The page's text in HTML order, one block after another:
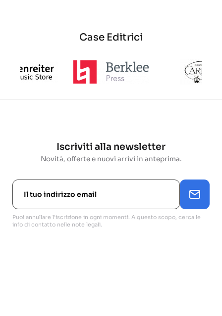
Case Editrici
Iscriviti alla newsletter
Novità, offerte e nuovi arrivi in anteprima.
Puoi annullare l'iscrizione in ogni momenti. A questo scopo, cerca le
info di contatto nelle note legali.